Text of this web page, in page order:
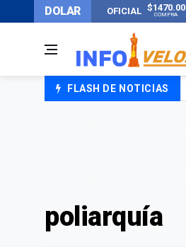
DOLAR OFICIAL $1470.00
COMPRA
FLASH DE NOTICIAS
poliarquía